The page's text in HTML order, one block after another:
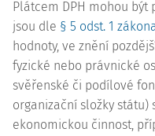
Plátcem DPH mohou být
jsou dle § 5 odst. 1
hodnoty, ve znění
fyzické nebo právnické
svěřenské či podílové
organizační složky
ekonomickou činnost,